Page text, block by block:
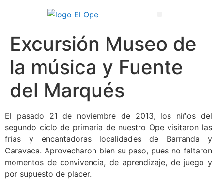
Excursión Museo de
la música y Fuente
del Marqués
El pasado 21 de noviembre de 2013, los niños del
segundo ciclo de primaria de nuestro Ope visitaron las
frías y encantadoras localidades de Barranda y
Caravaca. Aprovecharon bien su paso, pues no faltaron
momentos de convivencia, de aprendizaje, de juego y
por supuesto de placer.